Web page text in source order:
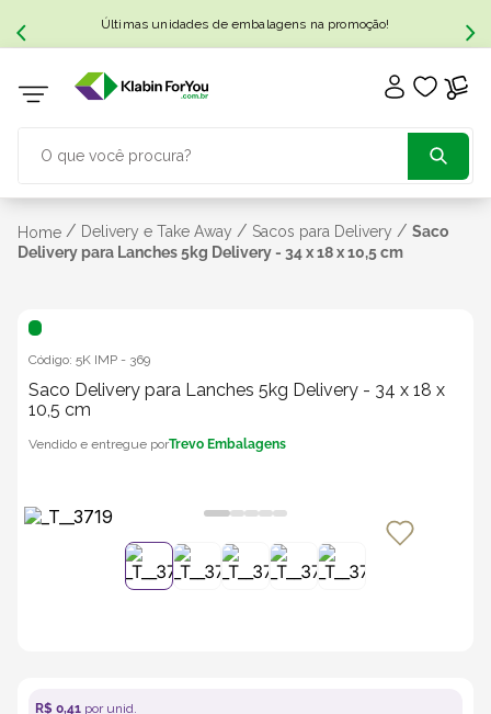
Últimas unidades de embalagens na promoção!
Home / Delivery e Take Away / Sacos para Delivery / Saco
Delivery para Lanches 5kg Delivery - 34 x 18 x 10,5 cm
Código: 5K IMP - 369
Saco Delivery para Lanches 5kg Delivery - 34 x 18 x
10,5 cm
Trevo Embalagens
R$ 0,41 por unid.
TERMOS MAIS BUSCADOS